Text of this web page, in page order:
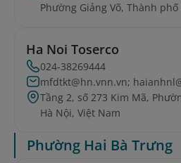
Phường Giảng Võ, Thành
Ha Noi Toserco
024-38269444
mfdtkt@hn.vnn.vn;
Tầng 2, số 273 Kim Mã,
Hà Nội, Việt Nam
Phường Hai Bà Trưng